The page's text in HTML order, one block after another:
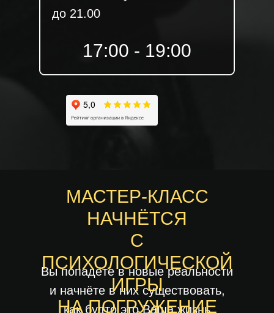
до 21.00
17:00 - 19:00
Вы попадёте в новые реальности
и начнёте в них существовать,
как будто это Ваша жизнь
МАСТЕР-КЛАСС
НАЧНЁТСЯ
С
ПСИХОЛОГИЧЕСКОЙ
ИГРЫ
НА ПОГРУЖЕНИЕ